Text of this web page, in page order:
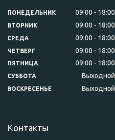
ПОНЕДЕЛЬНИК 09:00 18:00
ВТОРНИК 09:00 18:00
СРЕДА 09:00 18:00
ЧЕТВЕРГ 09:00 18:00
ПЯТНИЦА 09:00 18:00
СУББОТА Выходной
ВОСКРЕСЕНЬЕ Выходной
Контакты